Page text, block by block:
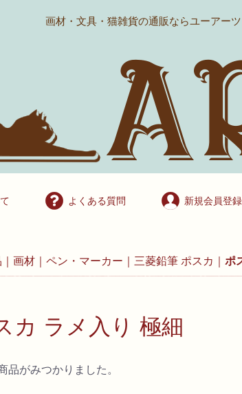
画材・文具・猫雑貨の通販ならユーアーツ
よくある質問 新規会員登録
画材 ペン・マーカー 三菱鉛筆 ポスカ ポ
カ ラメ入り 極細
品がみつかりました。